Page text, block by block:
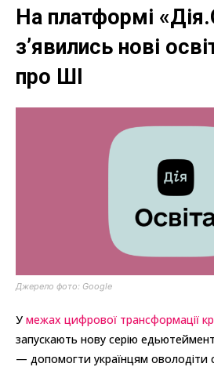
На платформі
з’явились нові
про ШІ
Джерело фото: Google
У межах цифрової трансформації
запускають нову серію
— допомогти українцям оволодіти